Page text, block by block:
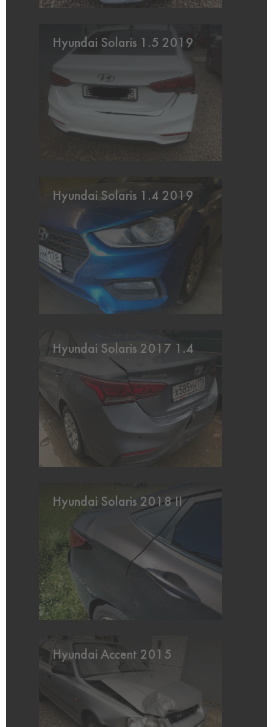
Hyundai Solaris 1.5 2019
Hyundai Solaris 1.4 2019
Hyundai Solaris 2017 1.4
Hyundai Solaris 2018 II
Hyundai Accent 2015